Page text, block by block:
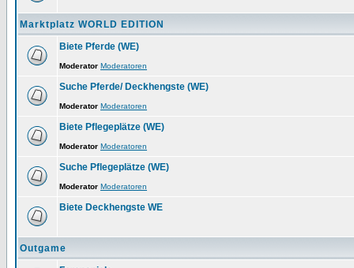
Marktplatz WORLD EDITION
Biete Pferde (WE)
Moderator Moderatoren
Suche Pferde/ Deckhengste (WE)
Moderator Moderatoren
Biete Pflegeplätze (WE)
Moderator Moderatoren
Suche Pflegeplätze (WE)
Moderator Moderatoren
Biete Deckhengste WE
Outgame